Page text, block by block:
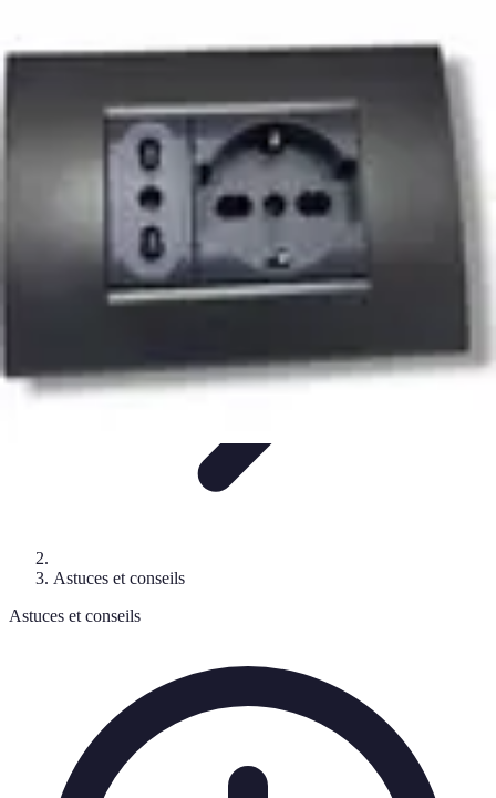
Équipements à
domicileÉquipements de santéÉquipement Médical
Santé Équipement
Astuces et conseils
Astuces et conseils